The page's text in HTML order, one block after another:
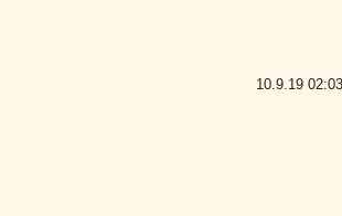
10.9.19 02:03